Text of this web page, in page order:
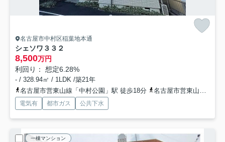
名古屋市中村区稲葉地本通
シェソワ３３２
8,500万円
利回り： 想定6.28%
- / 328.94㎡ / 1LDK /築21年
名古屋市営東山線「中村公園」駅 徒歩18分
名古屋市営東山線「岩塚」駅 徒歩24分
電気有 都市ガス 公共下水
一棟マンション